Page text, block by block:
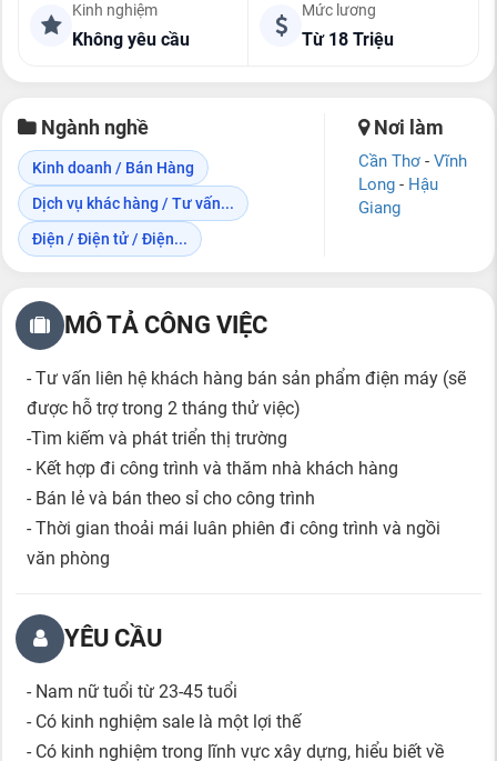
Kinh nghiệm
Không yêu cầu
Mức lương
Từ 18 Triệu
Ngành nghề
Kinh doanh / Bán Hàng
Dịch vụ khác hàng / Tư vấn...
Điện / Điện tử / Điện...
Nơi làm
Cần Thơ- Vĩnh
Long- Hậu
Giang
MÔ TẢ CÔNG VIỆC
- Tư vấn liên hệ khách hàng bán sản phẩm điện máy (sẽ
được hỗ trợ trong 2 tháng thử việc)
-Tìm kiếm và phát triển thị trường
- Kết hợp đi công trình và thăm nhà khách hàng
- Bán lẻ và bán theo sỉ cho công trình
- Thời gian thoải mái luân phiên đi công trình và ngồi
văn phòng
YÊU CẦU
- Nam nữ tuổi từ 23-45 tuổi
- Có kinh nghiệm sale là một lợi thế
- Có kinh nghiệm trong lĩnh vực xây dựng, hiểu biết về